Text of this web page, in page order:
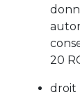
20
droit